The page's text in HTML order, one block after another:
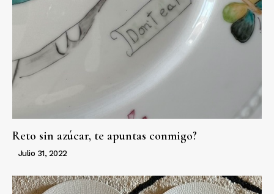
Reto sin azúcar, te apuntas conmigo?
Julio 31, 2022